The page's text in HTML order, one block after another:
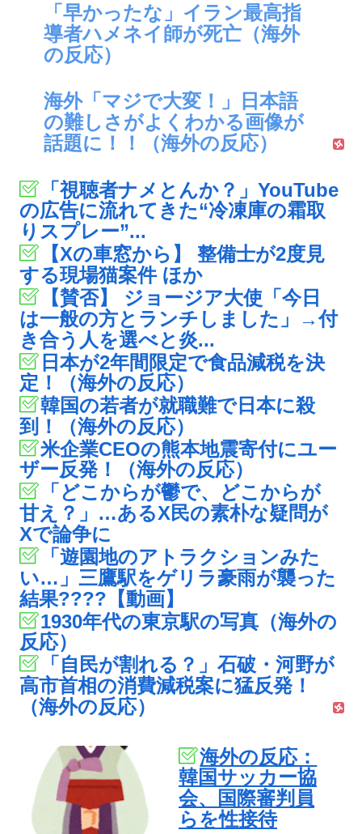
「早かったな」イラン最高指
導者ハメネイ師が死亡（海外
の反応）
海外「マジで大変！」日本語
の難しさがよくわかる画像が
話題に！！（海外の反応）
「視聴者ナメとんか？」YouTube
の広告に流れてきた“冷凍庫の霜取
りスプレー”...
【Xの車窓から】 整備士が2度見
する現場猫案件 ほか
【賛否】 ジョージア大使「今日
は一般の方とランチしました」→付
き合う人を選べと炎...
日本が2年間限定で食品減税を決
定！（海外の反応）
韓国の若者が就職難で日本に殺
到！（海外の反応）
米企業CEOの熊本地震寄付にユー
ザー反発！（海外の反応）
「どこからが鬱で、どこからが
甘え？」…あるX民の素朴な疑問が
Xで論争に
「遊園地のアトラクションみた
い…」三鷹駅をゲリラ豪雨が襲った
結果????【動画】
1930年代の東京駅の写真（海外の
反応）
「自民が割れる？」石破・河野が
高市首相の消費減税案に猛反発！
（海外の反応）
海外の反応：
韓国サッカー協
会、国際審判員
らを性接待